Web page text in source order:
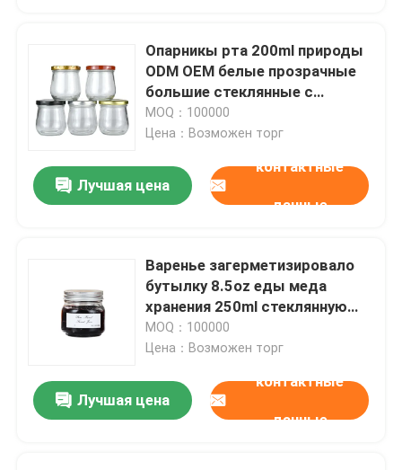
Опарникы рта 200ml природы
ODM OEM белые прозрачные
большие стеклянные с
крышками
MOQ：100000
Цена：Возможен торг
Лучшая цена
контактные
данные
Варенье загерметизировало
бутылку 8.5oz еды меда
хранения 250ml стеклянную
упаковывая
MOQ：100000
Цена：Возможен торг
Лучшая цена
контактные
данные